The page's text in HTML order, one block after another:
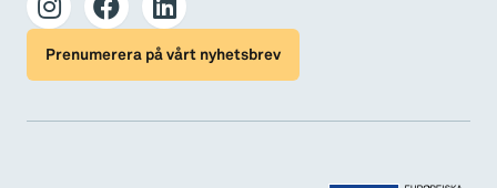
Prenumerera på vårt nyhetsbrev